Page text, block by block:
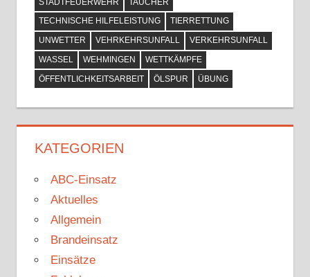
TECHNISCHE HILFELEISTUNG
TIERRETTUNG
UNWETTER
VEHRKEHRSUNFALL
VERKEHRSUNFALL
WASSEL
WEHMINGEN
WETTKÄMPFE
ÖFFENTLICHKEITSARBEIT
ÖLSPUR ÜBUNG
KATEGORIEN
ABC-Einsatz
Aktuelles
Allgemein
Brandeinsatz
Einsätze